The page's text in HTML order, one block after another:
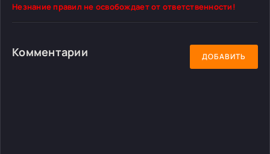
Незнание правил не освобождает от ответственности!
Комментарии ДОБАВИТЬ